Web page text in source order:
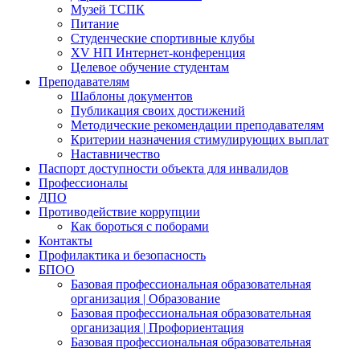
Музей ТСПК
Питание
Студенческие спортивные клубы
XV НП Интернет-конференция
Целевое обучение студентам
Преподавателям
Шаблоны документов
Публикация своих достижений
Методические рекомендации преподавателям
Критерии назначения стимулирующих выплат
Наставничество
Паспорт доступности объекта для инвалидов
Профессионалы
ДПО
Противодействие коррупции
Как бороться с поборами
Контакты
Профилактика и безопасность
БПОО
Базовая профессиональная образовательная
организация | Образование
Базовая профессиональная образовательная
организация | Профориентация
Базовая профессиональная образовательная